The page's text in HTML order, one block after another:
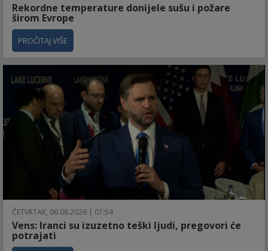
Rekordne temperature donijele sušu i požare
širom Evrope
PROČITAJ VIŠE
ČETVRTAK, 06.08.2026 | 07:54
Vens: Iranci su izuzetno teški ljudi, pregovori će
potrajati